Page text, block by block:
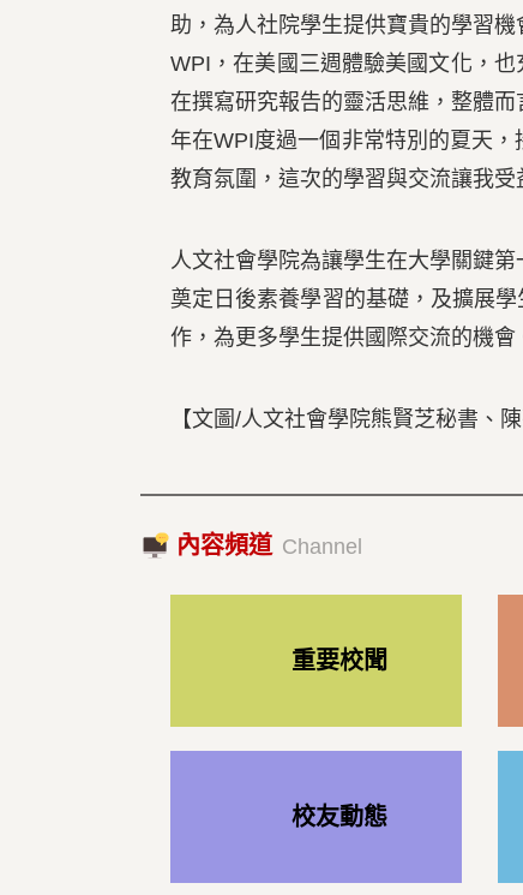
助，為人社院學生提供寶貴的學習
WPI，在美國三週體驗美國文化，
在撰寫研究報告的靈活思維，整體
年在WPI度過一個非常特別的夏天
教育氛圍，這次的學習與交流讓我受
人文社會學院為讓學生在大學關鍵
奠定日後素養學習的基礎，及擴展
作，為更多學生提供國際交流的機會
【文圖/人文社會學院熊賢芝秘書、陳
內容頻道 Channel
重要校聞
校友動態